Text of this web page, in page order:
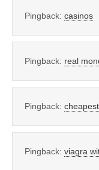
Pingback: casinos
Pingback: real
Pingback:
Pingback: viagra